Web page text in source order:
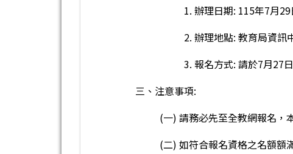
1. 辦理日期: 115年7月
2. 辦理地點: 教育局資訊
3. 報名方式: 請於7月27
三、注意事項:
(一) 請務必先至全教網報名，
(二) 如符合報名資格之名額額